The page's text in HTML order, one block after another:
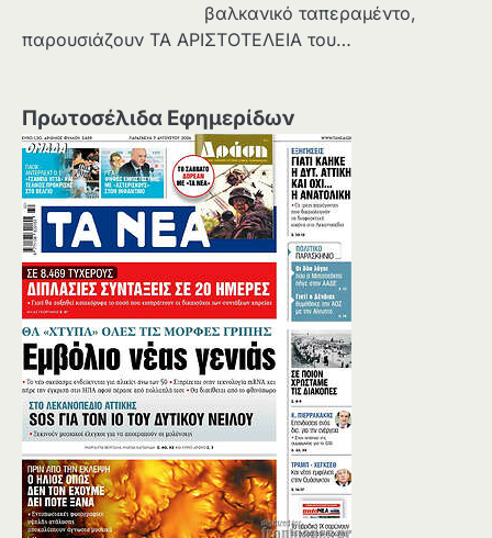
βαλκανικό ταπεραμέντο,
παρουσιάζουν ΤΑ ΑΡΙΣΤΟΤΕΛΕΙΑ του…
Πρωτοσέλιδα Εφημερίδων